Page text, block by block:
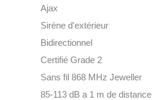
Ajax
Sirène d'extérieur
Bidirectionnel
Certifié Grade 2
Sans fil 868 MHz Jeweller
85-113 dB a 1 m de distance